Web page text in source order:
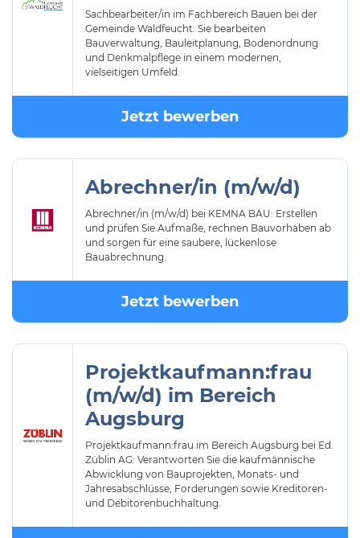
Sachbearbeiter/in im Fachbereich Bauen bei der
Gemeinde Waldfeucht: Sie bearbeiten
Bauverwaltung, Bauleitplanung, Bodenordnung
und Denkmalpflege in einem modernen,
vielseitigen Umfeld.
Jetzt bewerben
Abrechner/in (m/w/d)
Abrechner/in (m/w/d) bei KEMNA BAU: Erstellen
und prüfen Sie Aufmaße, rechnen Bauvorhaben ab
und sorgen für eine saubere, lückenlose
Bauabrechnung.
Jetzt bewerben
Projektkaufmann:frau
(m/w/d) im Bereich
Augsburg
Projektkaufmann:frau im Bereich Augsburg bei Ed.
Züblin AG: Verantworten Sie die kaufmännische
Abwicklung von Bauprojekten, Monats- und
Jahresabschlüsse, Forderungen sowie Kreditoren-
und Debitorenbuchhaltung.